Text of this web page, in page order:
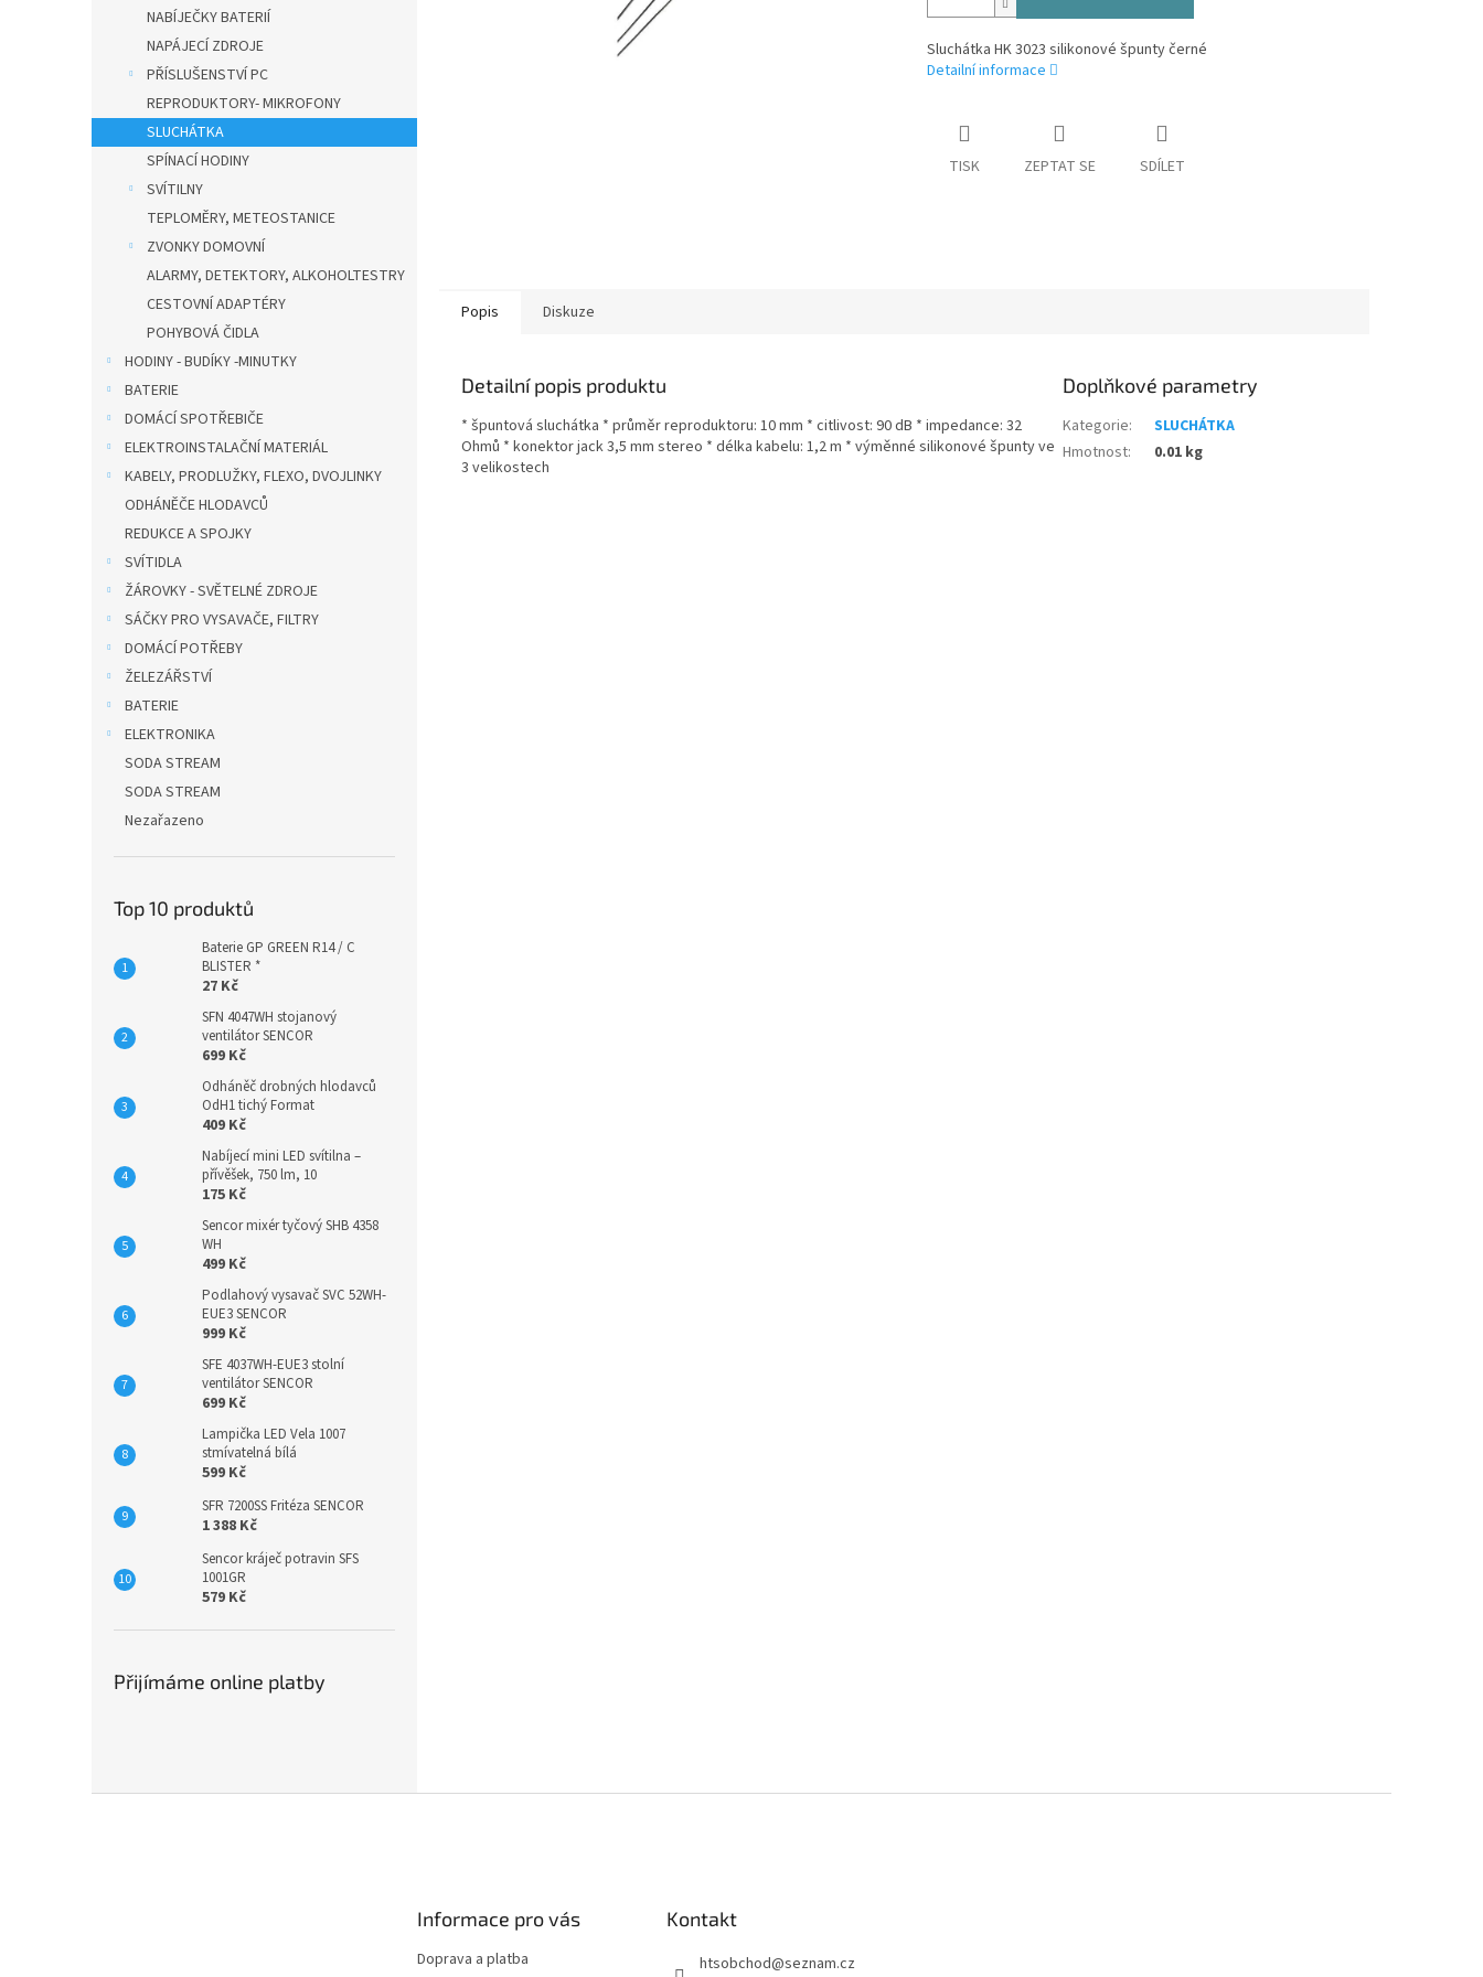
NABÍJEČKY BATERIÍ
NAPÁJECÍ ZDROJE
PŘÍSLUŠENSTVÍ PC
REPRODUKTORY- MIKROFONY
SLUCHÁTKA
SPÍNACÍ HODINY
SVÍTILNY
TEPLOMĚRY, METEOSTANICE
ZVONKY DOMOVNÍ
ALARMY, DETEKTORY, ALKOHOLTESTRY
CESTOVNÍ ADAPTÉRY
POHYBOVÁ ČIDLA
HODINY - BUDÍKY -MINUTKY
BATERIE
DOMÁCÍ SPOTŘEBIČE
ELEKTROINSTALAČNÍ MATERIÁL
KABELY, PRODLUŽKY, FLEXO, DVOJLINKY
ODHÁNĚČE HLODAVCŮ
REDUKCE A SPOJKY
SVÍTIDLA
ŽÁROVKY - SVĚTELNÉ ZDROJE
SÁČKY PRO VYSAVAČE, FILTRY
DOMÁCÍ POTŘEBY
ŽELEZÁŘSTVÍ
BATERIE
ELEKTRONIKA
SODA STREAM
SODA STREAM
Nezařazeno
Top 10 produktů
Baterie GP GREEN R14 / C
BLISTER *
27 Kč
SFN 4047WH stojanový
ventilátor SENCOR
699 Kč
Odháněč drobných hlodavců
OdH1 tichý Format
409 Kč
Nabíjecí mini LED svítilna –
přívěšek, 750 lm, 10
175 Kč
Sencor mixér tyčový SHB 4358
WH
499 Kč
Podlahový vysavač SVC 52WH-
EUE3 SENCOR
999 Kč
SFE 4037WH-EUE3 stolní
ventilátor SENCOR
699 Kč
Lampička LED Vela 1007
stmívatelná bílá
599 Kč
SFR 7200SS Fritéza SENCOR
1 388 Kč
Sencor kráječ potravin SFS
1001GR
579 Kč
Přijímáme online platby
Sluchátka HK 3023 silikonové špunty černé
Detailní informace
TISK ZEPTAT SE SDÍLET
Popis Diskuze
Detailní popis produktu
* špuntová sluchátka * průměr reproduktoru: 10 mm * citlivost: 90 dB * impedance: 32
Ohmů * konektor jack 3,5 mm stereo * délka kabelu: 1,2 m * výměnné silikonové špunty ve
3 velikostech
Doplňkové parametry
Kategorie:
SLUCHÁTKA
Hmotnost: 0.01 kg
Informace pro vás
Doprava a platba
Kontakt
htsobchod@seznam.cz